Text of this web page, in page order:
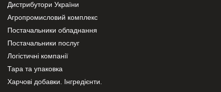
Дистрибутори України
Агропромисловий комплекс
Постачальники обладнання
Постачальники послуг
Логістичні компанії
Тара та упаковка
Харчові добавки. Інгредієнти.